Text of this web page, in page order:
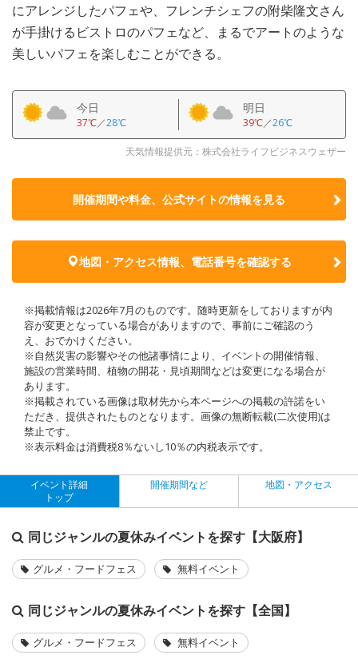
にアレンジしたパフェや、フレンチシェフの附柴隆文さん
が手掛けるビストロのパフェなど、まるでアートのような
美しいパフェを楽しむことができる。
今日
37℃／28℃
明日
39℃／26℃
天気情報提供元：株式会社ライフビジネスウェザー
開催期間や料金、公式サイトの情報を見る
地図・アクセス情報、電話番号を確認する
※掲載情報は2026年7月のものです。随時更新をしておりますが内
容が変更となっている場合がありますので、事前にご確認のう
え、おでかけください。
※自然災害の影響やその他諸事情により、イベントの開催情報、
施設の営業時間、植物の開花・見頃期間などは変更になる場合が
あります。
※掲載されている画像は取材先から本ページへの掲載の許諾をい
ただき、提供されたものとなります。画像の無断転載(二次使用)は
禁止です。
※表示料金は消費税8％ないし10％の内税表示です。
イベント詳細
トップ
開催期間など 地図・アクセス
同じジャンルの夏休みイベントを探す【大阪府】
グルメ・フードフェス 無料イベント
同じジャンルの夏休みイベントを探す【全国】
グルメ・フードフェス 無料イベント